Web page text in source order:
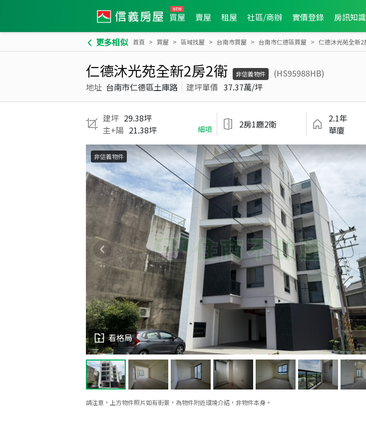
買屋 賣屋 租屋 社區/商辦 實價登錄 房訊知識
更多相似 首頁 買屋 區域找屋 台南市買屋 台南市仁德區買屋 仁德沐光苑全新2
仁德沐光苑全新2房2衛 非信義物件
(HS95988HB)
地址 台南市仁德區土庫路 建坪單價 37.37萬/坪
建坪 29.38坪
主+陽 21.38坪 細項 2房1廳2衛
2.1年
華廈
請注意，上方物件照片如有街景，為物件附近環境介紹，非物件本身。
看格局
非信義物件